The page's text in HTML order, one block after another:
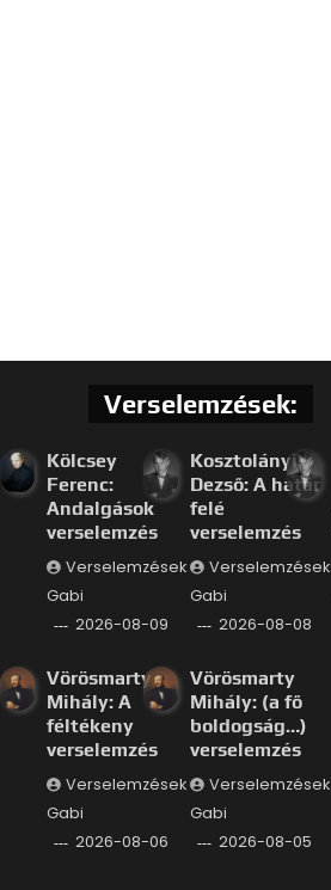
Verselemzések:
Kölcsey
Ferenc:
Andalgások
verselemzés
Verselemzések
Gabi
2026-08-09
Kosztolányi
Dezső: A határ
felé
verselemzés
Verselemzések
Gabi
2026-08-08
Vörösmarty
Mihály: A
féltékeny
verselemzés
Verselemzések
Gabi
2026-08-06
Vörösmarty
Mihály: (a fő
boldogság…)
verselemzés
Verselemzések
Gabi
2026-08-05